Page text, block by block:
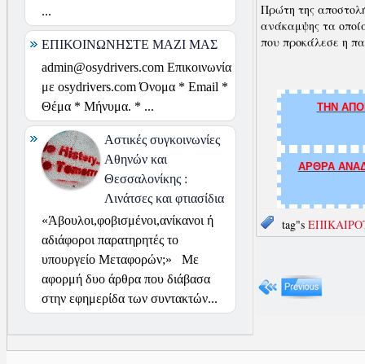
Πρώτη της
ανάκαμψης τα
που προκάλεσε η
ΤΗΝ
ΑΡΘΡΑ
tag"s
...
ΕΠΙΚΟΙΝΩΝΗΣΤΕ ΜΑΖΙ ΜΑΣ
admin@osydrivers.com Επικοινωνία
με osydrivers.com Όνομα * Email *
Θέμα * Μήνυμα. * ...
Αστικές συγκοινωνίες
Αθηνών και
Θεσσαλονίκης :
Λινάτσες και φτιασίδια
«Άβουλοι,φοβισμένοι,ανίκανοι ή
αδιάφοροι παρατηρητές το
υπουργείο Μεταφορών;» Με
αφορμή δυο άρθρα που διάβασα
στην εφημερίδα των συντακτών...